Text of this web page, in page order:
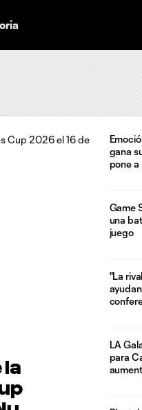
la
gana
pone a
Game
una
juego
"La
LA
para